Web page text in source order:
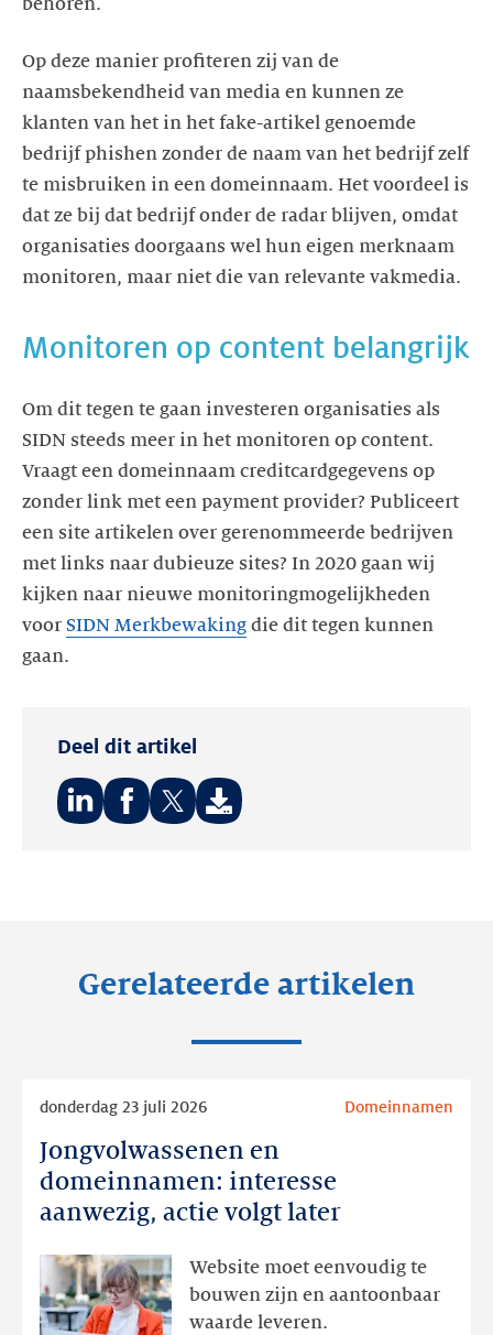
Op deze manier profiteren zij van de
naamsbekendheid van media en kunnen ze
klanten van het in het fake-artikel genoemde
bedrijf phishen zonder de naam van het bedrijf zelf
te misbruiken in een domeinnaam. Het voordeel is
dat ze bij dat bedrijf onder de radar blijven, omdat
organisaties doorgaans wel hun eigen merknaam
Om dit tegen te gaan investeren organisaties als
SIDN steeds meer in het monitoren op content.
Vraagt een domeinnaam creditcardgegevens op
zonder link met een payment provider? Publiceert
een site artikelen over gerenommeerde bedrijven
met links naar dubieuze sites? In 2020 gaan wij
kijken naar nieuwe monitoringmogelijkheden
voor SIDN Merkbewaking die dit tegen kunnen
gaan.
Deel dit artikel
Gerelateerde artikelen
Jongvolwassenen en
domeinnamen: interesse
aanwezig, actie volgt later
donderdag 23 juli 2026 Domeinnamen
Website moet eenvoudig te
bouwen zijn en aantoonbaar
waarde leveren.
Jongvolwassenen
aanwezig,
actie
volgt